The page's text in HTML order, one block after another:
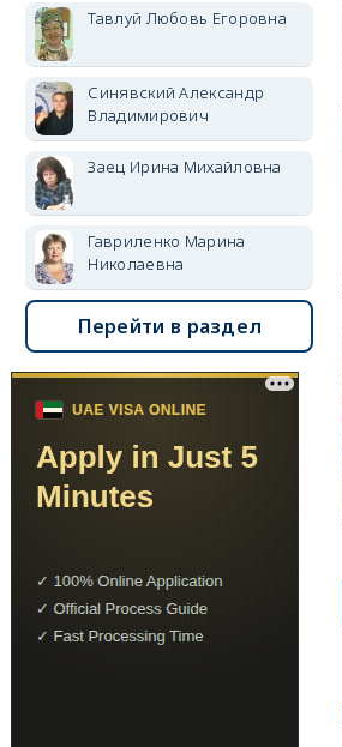
Тавлуй Любовь Егоровна
Синявский Александр
Владимирович
Заец Ирина Михайловна
Гавриленко Марина
Николаевна
Перейти в раздел